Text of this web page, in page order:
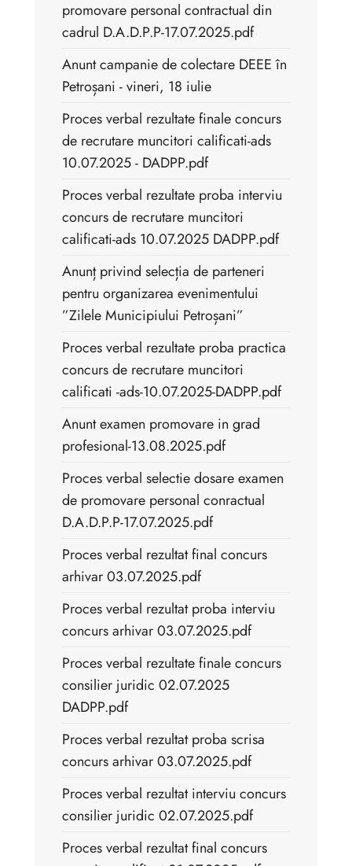
promovare personal contractual din
cadrul D.A.D.P.P-17.07.2025.pdf
Anunt campanie de colectare DEEE în
Petroșani - vineri, 18 iulie
Proces verbal rezultate finale concurs
de recrutare muncitori calificati-ads
10.07.2025 - DADPP.pdf
Proces verbal rezultate proba interviu
concurs de recrutare muncitori
calificati-ads 10.07.2025 DADPP.pdf
Anunț privind selecția de parteneri
pentru organizarea evenimentului
”Zilele Municipiului Petroșani”
Proces verbal rezultate proba practica
concurs de recrutare muncitori
calificati -ads-10.07.2025-DADPP.pdf
Anunt examen promovare in grad
profesional-13.08.2025.pdf
Proces verbal selectie dosare examen
de promovare personal conractual
D.A.D.P.P-17.07.2025.pdf
Proces verbal rezultat final concurs
arhivar 03.07.2025.pdf
Proces verbal rezultat proba interviu
concurs arhivar 03.07.2025.pdf
Proces verbal rezultate finale concurs
consilier juridic 02.07.2025
DADPP.pdf
Proces verbal rezultat proba scrisa
concurs arhivar 03.07.2025.pdf
Proces verbal rezultat interviu concurs
consilier juridic 02.07.2025.pdf
Proces verbal rezultat final concurs